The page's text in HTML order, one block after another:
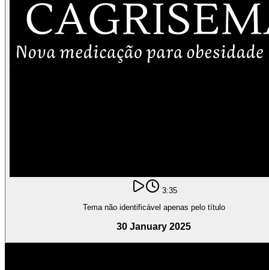
3:35
Tema não identificável apenas pelo título
30 January 2025